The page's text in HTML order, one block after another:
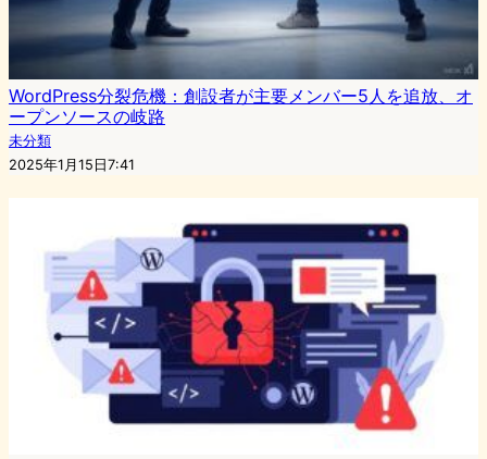
WordPress分裂危機：創設者が主要メンバー5人を追放、オ
ープンソースの岐路
未分類
2025年1月15日7:41